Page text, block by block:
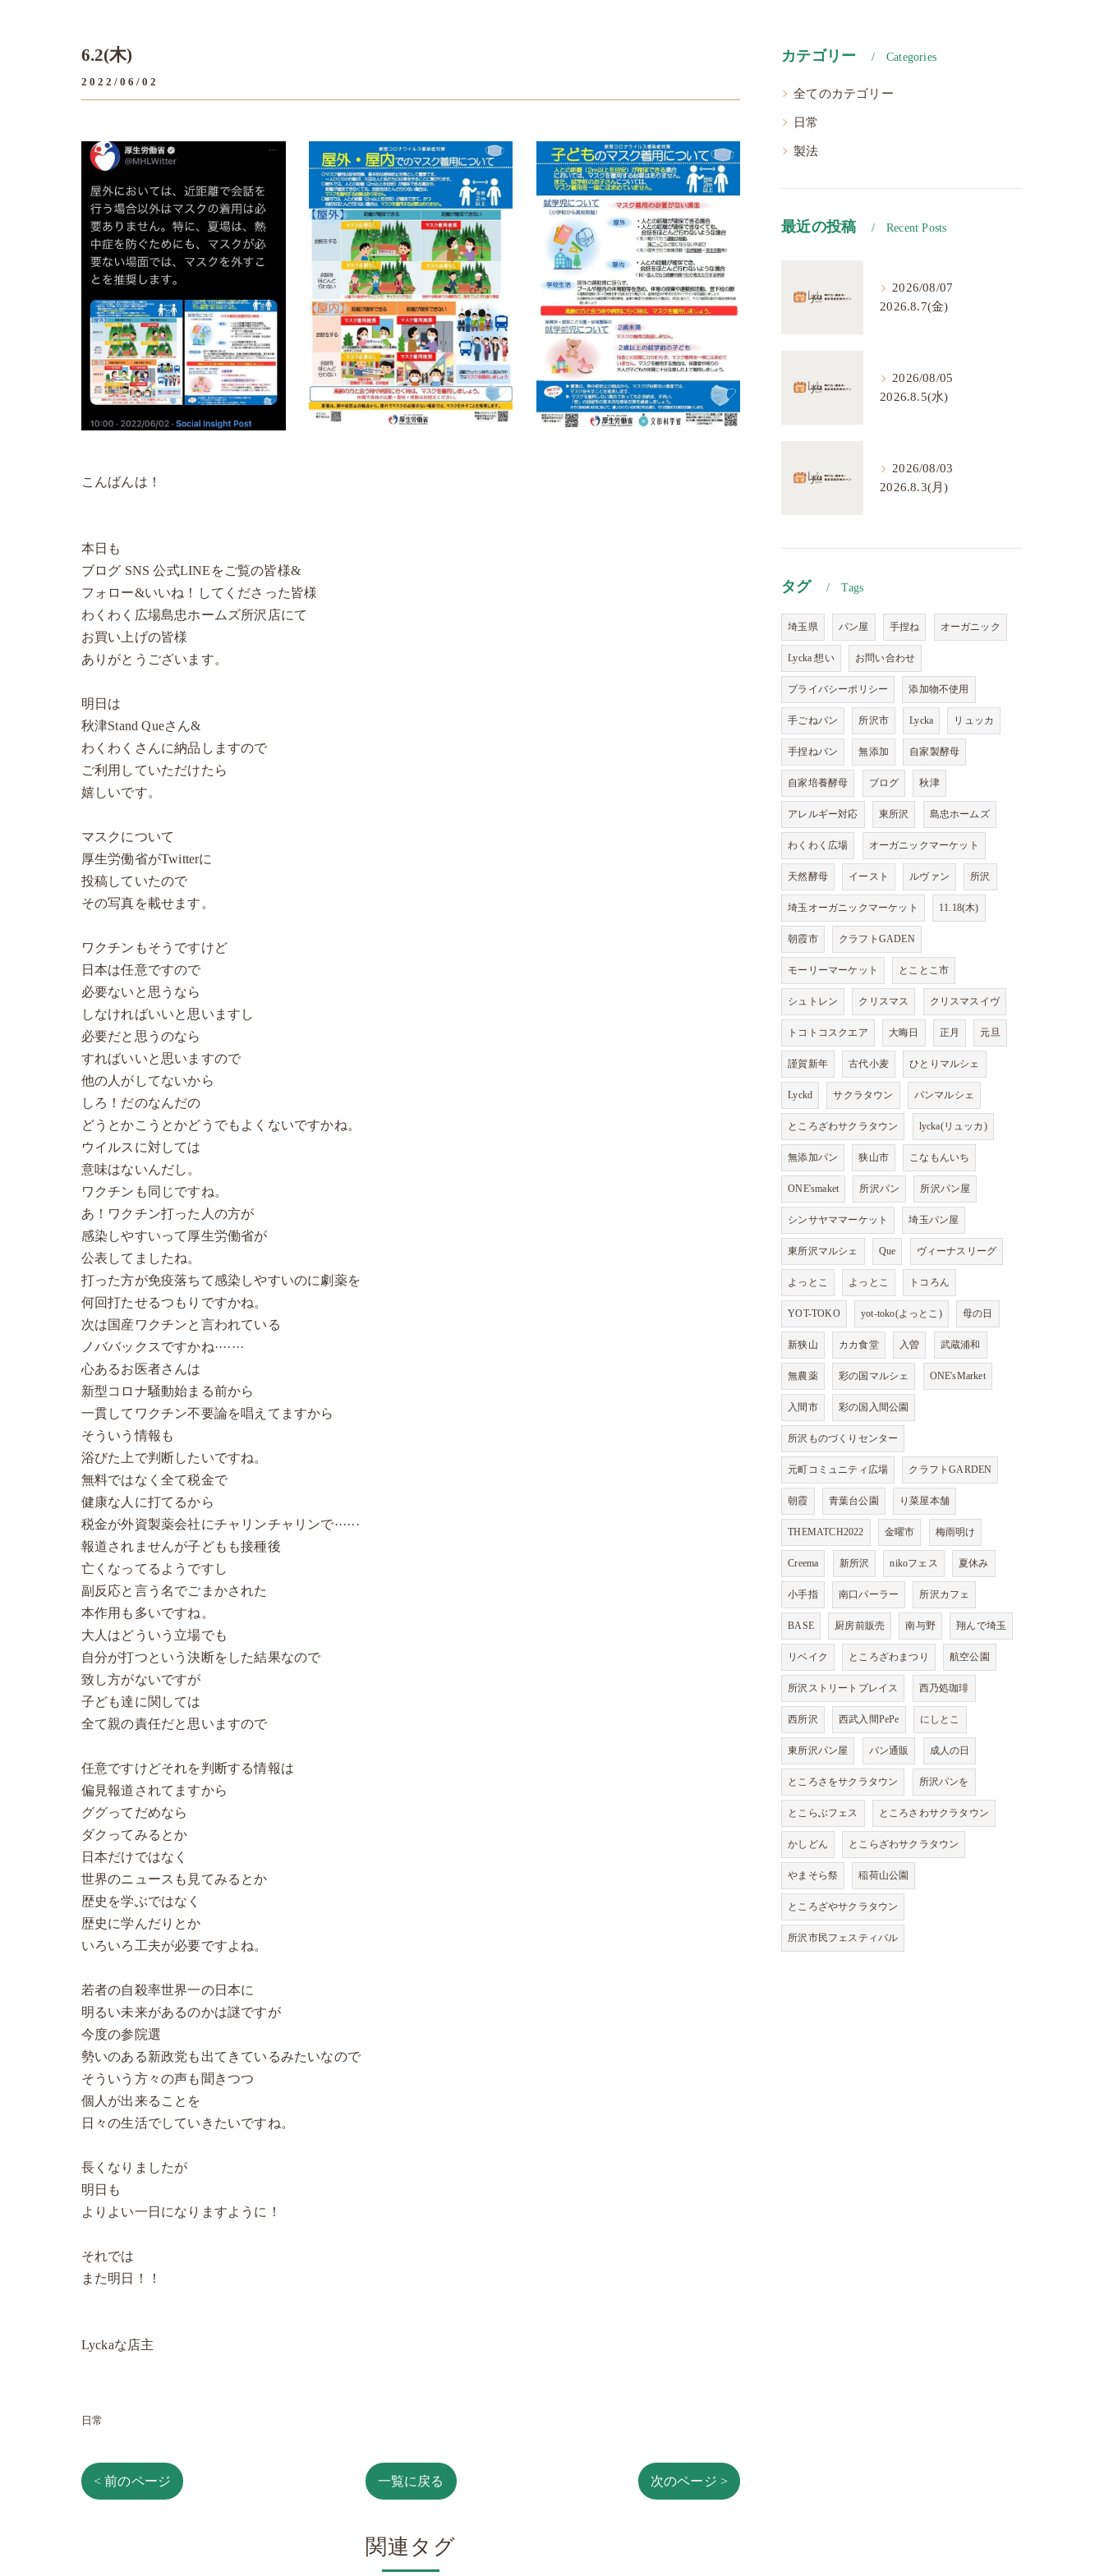
6.2(木)
2022/06/02
こんばんは！
本日も
ブログ SNS 公式LINEをご覧の皆様&
フォロー&いいね！してくださった皆様
わくわく広場島忠ホームズ所沢店にて
お買い上げの皆様
ありがとうございます。
明日は
秋津Stand Queさん&
わくわくさんに納品しますので
ご利用していただけたら
嬉しいです。
マスクについて
厚生労働省がTwitterに
投稿していたので
その写真を載せます。
ワクチンもそうですけど
日本は任意ですので
必要ないと思うなら
しなければいいと思いますし
必要だと思うのなら
すればいいと思いますので
他の人がしてないから
しろ！だのなんだの
どうとかこうとかどうでもよくないですかね。
ウイルスに対しては
意味はないんだし。
ワクチンも同じですね。
あ！ワクチン打った人の方が
感染しやすいって厚生労働省が
公表してましたね。
打った方が免疫落ちて感染しやすいのに劇薬を
何回打たせるつもりですかね。
次は国産ワクチンと言われている
ノババックスですかね·······
心あるお医者さんは
新型コロナ騒動始まる前から
一貫してワクチン不要論を唱えてますから
そういう情報も
浴びた上で判断したいですね。
無料ではなく全て税金で
健康な人に打てるから
税金が外資製薬会社にチャリンチャリンで······
報道されませんが子どもも接種後
亡くなってるようですし
副反応と言う名でごまかされた
本作用も多いですね。
大人はどういう立場でも
自分が打つという決断をした結果なので
致し方がないですが
子ども達に関しては
全て親の責任だと思いますので
任意ですけどそれを判断する情報は
偏見報道されてますから
ググってだめなら
ダクってみるとか
日本だけではなく
世界のニュースも見てみるとか
歴史を学ぶではなく
歴史に学んだりとか
いろいろ工夫が必要ですよね。
若者の自殺率世界一の日本に
明るい未来があるのかは謎ですが
今度の参院選
勢いのある新政党も出てきているみたいなので
そういう方々の声も聞きつつ
個人が出来ることを
日々の生活でしていきたいですね。
長くなりましたが
明日も
よりよい一日になりますように！
それでは
また明日！！
Lyckaな店主
日常
< 前のページ 一覧に戻る 次のページ >
関連タグ
カテゴリー Categories
全てのカテゴリー
日常
製法
最近の投稿 Recent Posts
2026/08/07
2026.8.7(金)
2026/08/05
2026.8.5(水)
2026/08/03
2026.8.3(月)
タグ Tags
埼玉県 パン屋 手捏ね オーガニック
Lycka 想い お問い合わせ
プライバシーポリシー 添加物不使用
手ごねパン 所沢市 Lycka リュッカ
手捏ねパン 無添加 自家製酵母
自家培養酵母 ブログ 秋津
アレルギー対応 東所沢 島忠ホームズ
わくわく広場 オーガニックマーケット
天然酵母 イースト ルヴァン 所沢
埼玉オーガニックマーケット 11.18(木)
朝霞市 クラフトGADEN
モーリーマーケット とことこ市
シュトレン クリスマス クリスマスイヴ
トコトコスクエア 大晦日 正月 元旦
謹賀新年 古代小麦 ひとりマルシェ
Lyckd サクラタウン パンマルシェ
ところざわサクラタウン lycka(リュッカ)
無添加パン 狭山市 こなもんいち
ONE'smaket 所沢パン 所沢パン屋
シンサヤママーケット 埼玉パン屋
東所沢マルシェ Que ヴィーナスリーグ
よっとこ よっとこ トコろん
YOT-TOKO yot-toko(よっとこ) 母の日
新狭山 カカ食堂 入曽 武蔵浦和
無農薬 彩の国マルシェ ONE'sMarket
入間市 彩の国入間公園
所沢ものづくりセンター
元町コミュニティ広場 クラフトGARDEN
朝霞 青葉台公園 り菜屋本舗
THEMATCH2022 金曜市 梅雨明け
Creema 新所沢 nikoフェス 夏休み
小手指 南口パーラー 所沢カフェ
BASE 厨房前販売 南与野 翔んで埼玉
リベイク ところざわまつり 航空公園
所沢ストリートプレイス 西乃処珈琲
西所沢 西武入間PePe にしとこ
東所沢パン屋 パン通販 成人の日
ところさをサクラタウン 所沢パンを
とこらぶフェス ところさわサクラタウン
かしどん とこらざわサクラタウン
やまそら祭 稲荷山公園
ところざやサクラタウン
所沢市民フェスティバル